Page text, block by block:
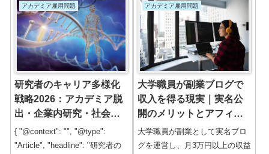
――これは転職市場の厳しい現
実です。40代の転職は難しいこ
とには間違いありませんが、 一
方でスキルを持つミドル層・シ
ニア層の採用ニーズは年々高ま
っています。特にヘッドハンテ
ィングやスカウト型サービスを
通じて、 40代後半でも年収...
"description": "研究者がアカデ
ミアから民間企業へ転職する際
の成功事例、戦略、必要スキ
ル、心構えを2026年版として徹
底解説。ポスドク・大学教員の
キャリアチェンジ実例と成功ス
テップを詳しく紹...
アカデミア雇用問題
研究者のキャリア多様化
戦略2026：アカデミア脱
出・企業内研究・社会実
装の選び方
{ "@context": "", "@type":
"Article", "headline": "研究者の
アカデミア雇用問題
大学職員が副業ブログで
収入を得る現実｜実名公
開のメリットとアフィリ
エイト収益化戦略
大学職員が副業として実名ブロ
グを運営し、月3万円以上の収益